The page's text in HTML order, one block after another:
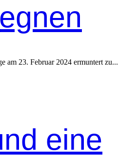
am 23. Feb­ru­ar 2024 ermuntert zu...
eine